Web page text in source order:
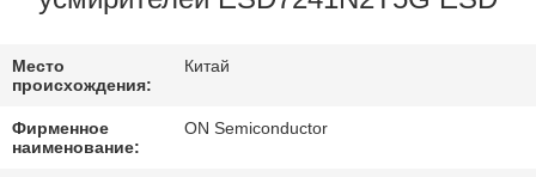
КОНТРОЛЬ
КАЧЕСТВА
Место
происхождения:
Китай
Фирменное
наименование:
ON Semiconductor